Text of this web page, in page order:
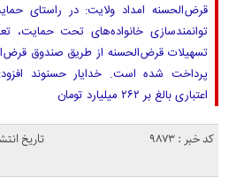
قرض‌الحسنه امداد ولایت: در راستای
تسهیلات قرض‌الحسنه از طریق صندوق
پرداخت شده است. خدایار حسنوند
اعتباری بالغ بر ۲۶۲ میلیارد تومان
کد خبر : 9873